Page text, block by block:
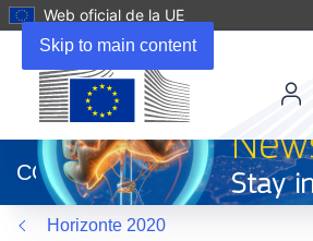
Skip to main content
Web oficial de la UE
abrirá
en
una
nueva
CORDIS
Horizonte 2020